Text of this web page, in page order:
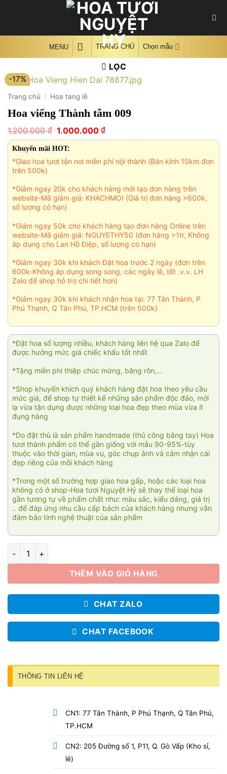
MENU TRANG CHỦ Chọn mẫu
LỌC
-17%
Trang chủ / Hoa tang lễ
Hoa viếng Thành tâm 009
1.200.000₫ Giá
gốc
là:
1.200.000 ₫.
1.000.000 ₫Giá
hiện
1.000.000 ₫.
Khuyến mãi HOT:
*Giao hoa tươi tận nơi miễn phí nội thành (Bán kính 10km đơn
trên 500k)
*Giảm ngay 20k cho khách hàng mới tạo đơn hàng trên
website-Mã giảm giá: KHACHMOI (Giá trị đơn hàng >600k,
số lượng có hạn)
*Giảm ngay 50k cho khách hàng tạo đơn hàng Online trên
website-Mã giảm giá: NGUYETHY50 (đơn hàng >1tr, Không
áp dụng cho Lan Hồ Điệp, số lượng có hạn)
*Giảm ngay 30k khi khách Đặt hoa trước 2 ngày (đơn trên
600k-Không áp dụng song song, các ngày lễ, tết .v.v. LH
Zalo để shop hỗ trợ chi tiết hơn)
*Giảm ngay 30k khi khách nhận hoa tại: 77 Tân Thành, P
Phú Thạnh, Q Tân Phú, TP.HCM (trên 500k)
*Đặt hoa số lượng nhiều, khách hàng liên hệ qua Zalo để
được hưởng mức giá chiếc khấu tốt nhất
*Tặng miễn phí thiệp chúc mừng, băng rôn,...
*Shop khuyến khích quý khách hàng đặt hoa theo yêu cầu
mức giá, để shop tự thiết kế những sản phẩm độc đáo, mới
lạ vừa tận dụng được những loại hoa đẹp theo mùa vừa ít
đụng hàng
*Do đặt thù là sản phẩm handmade (thủ công bằng tay) Hoa
tươi thành phẩm có thể gần giống với mẫu 90-95%-tùy
thuộc vào thời gian, mùa vụ, góc chụp ảnh và cảm nhận cái
đẹp riêng của mỗi khách hàng
*Trong một số trường hợp giao hoa gấp, hoặc các loại hoa
không có ở shop-Hoa tươi Nguyệt Hỷ sẽ thay thế loại hoa
gần tương tự về phẩm chất như: màu sắc, kiểu dáng, giá trị
.. để đáp ứng nhu cầu cấp bách của khách hàng nhưng vẫn
đảm bảo tính nghệ thuật của sản phẩm
Hoa viếng Thành tâm 009 số lượng
THÊM VÀO GIỎ HÀNG
CHAT ZALO
CHAT FACEBOOK
THÔNG TIN LIÊN HỆ
CN1: 77 Tân Thành, P Phú Thạnh, Q Tân Phú,
TP.HCM
CN2: 205 Đường số 1, P11, Q. Gò Vấp (Kho sỉ,
lẻ)